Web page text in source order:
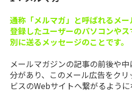
通称「メルマガ」と呼ばれるメ
登録したユーザーのパソコンや
別に送るメッセージのことです。
メールマガジンの記事の前後や
分があり、このメール広告をク
ビスのWebサイトへ繋がるように